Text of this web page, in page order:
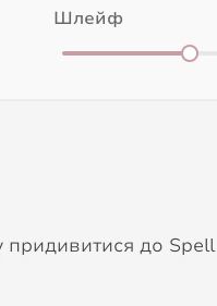
Шлейф
придивитися до